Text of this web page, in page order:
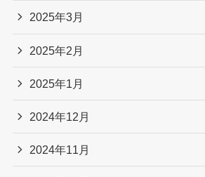
2025年3月
2025年2月
2025年1月
2024年12月
2024年11月